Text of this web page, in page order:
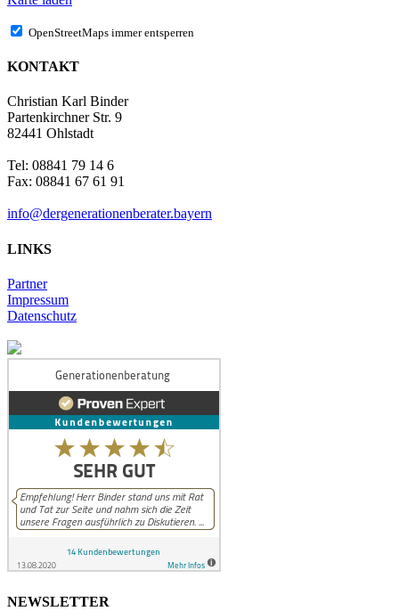
OpenStreetMaps immer entsperren
KONTAKT
Christian Karl Binder
Partenkirchner Str. 9
82441 Ohlstadt
Tel: 08841 79 14 6
Fax: 08841 67 61 91
info@dergenerationenberater.bayern
LINKS
Partner
Impressum
Datenschutz
NEWSLETTER